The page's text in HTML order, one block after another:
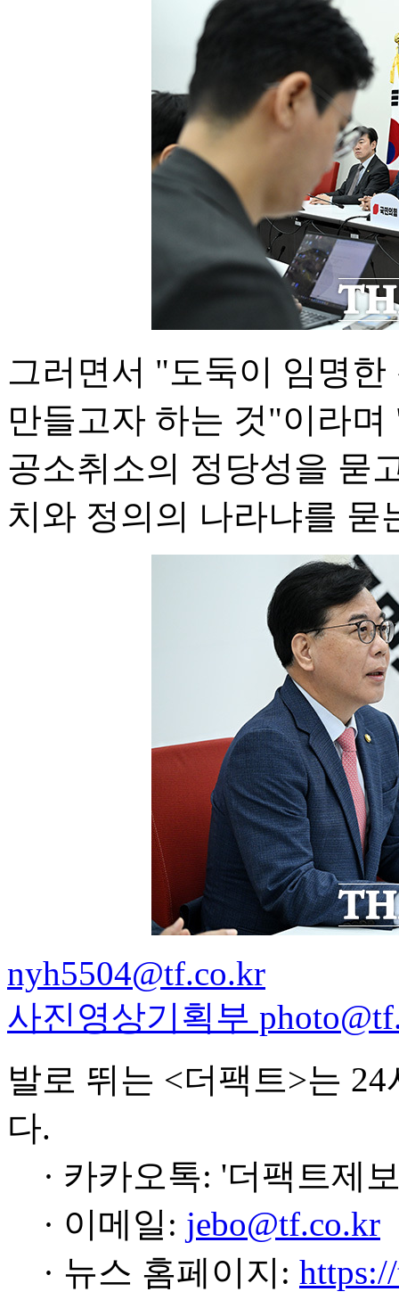
그러면서 "도둑이 임명
만들고자 하는 것"이라
공소취소의 정당성을 묻
치와 정의의 나라냐를 묻
nyh5504@tf.co.kr
사진영상기획부
발로 뛰는 <더팩트>는
다.
· 카카오톡: '더팩트제
· 이메일: jebo@tf.co.kr
· 뉴스 홈페이지: